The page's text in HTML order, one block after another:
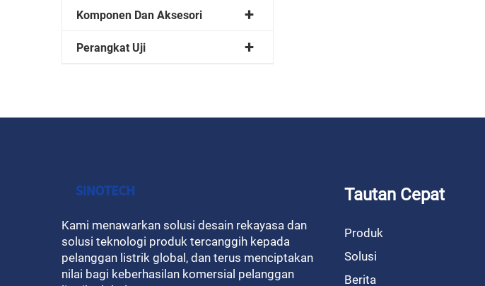
Komponen Dan Aksesori
Perangkat Uji
Kami menawarkan solusi desain rekayasa dan
solusi teknologi produk tercanggih kepada
pelanggan listrik global, dan terus menciptakan
nilai bagi keberhasilan komersial pelanggan
Tautan Cepat
Produk
Solusi
Berita